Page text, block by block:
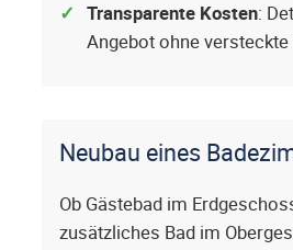
Transparente Kosten:
Angebot ohne
Neubau eines
Ob Gästebad im
zusätzliches Bad im